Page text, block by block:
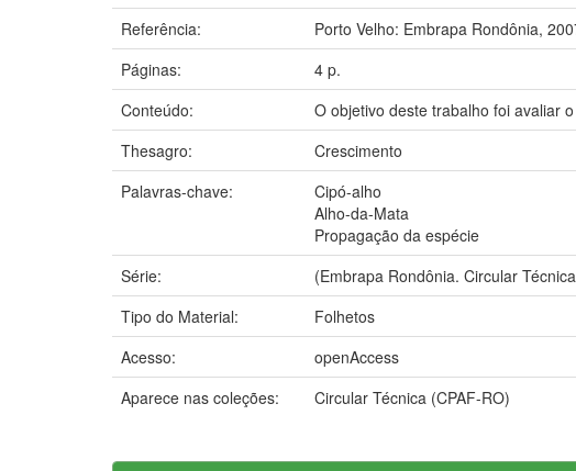
Referência:
Porto Velho: Embrapa Rondônia,
Páginas:
4 p.
Conteúdo:
O objetivo deste trabalho foi avaliar
Thesagro:
Crescimento
Palavras-chave:
Cipó-alho
Alho-da-Mata
Propagação da espécie
Série:
(Embrapa Rondônia. Circular
Tipo do Material:
Folhetos
Acesso:
openAccess
Aparece nas coleções:
Circular Técnica (CPAF-RO)